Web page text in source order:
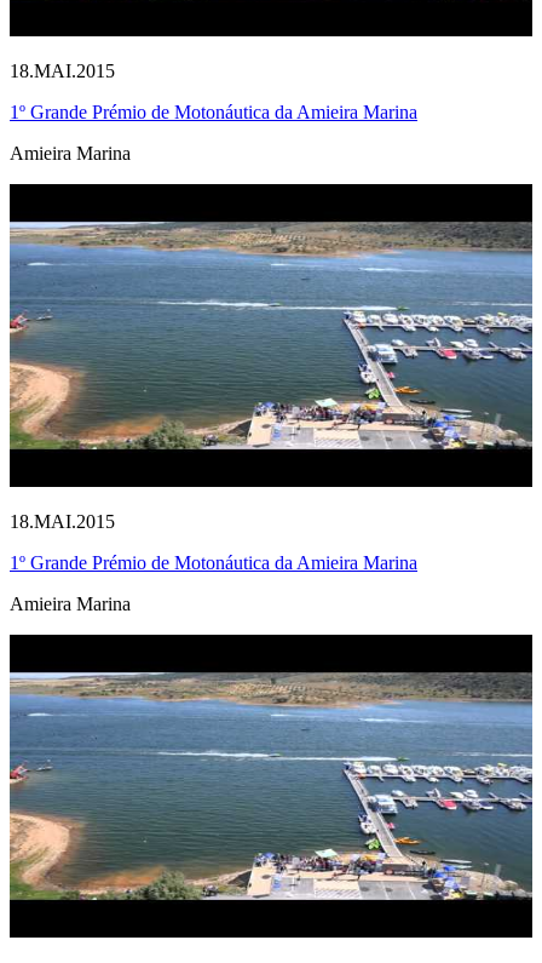
18.MAI.2015
1º Grande Prémio de Motonáutica da Amieira Marina
Amieira Marina
18.MAI.2015
1º Grande Prémio de Motonáutica da Amieira Marina
Amieira Marina